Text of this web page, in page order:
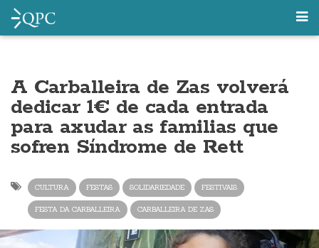
A Carballeira de Zas volverá
dedicar 1€ de cada entrada
para axudar as familias que
sofren Síndrome de Rett
CULTURA FESTAS SOLIDARIEDADE FESTIVAIS
FESTA DA CARBALLEIRA CARBALLEIRA DE ZAS